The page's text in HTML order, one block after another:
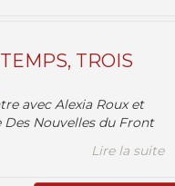
TROIS
avec Alexia Roux et
Nouvelles du Front
Lire la suite